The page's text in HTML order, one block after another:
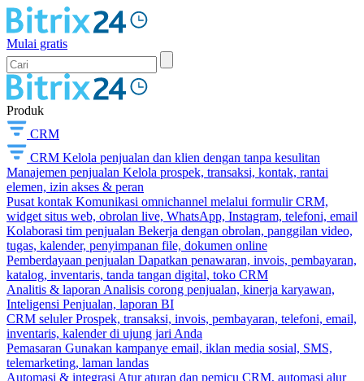
Mulai gratis
Produk
CRM
CRM Kelola penjualan dan klien dengan tanpa kesulitan
Manajemen penjualan Kelola prospek, transaksi, kontak, rantai
elemen, izin akses & peran
Pusat kontak Komunikasi omnichannel melalui formulir CRM,
widget situs web, obrolan live, WhatsApp, Instagram, telefoni, email
Kolaborasi tim penjualan Bekerja dengan obrolan, panggilan video,
tugas, kalender, penyimpanan file, dokumen online
Pemberdayaan penjualan Dapatkan penawaran, invois, pembayaran,
katalog, inventaris, tanda tangan digital, toko CRM
Analitis & laporan Analisis corong penjualan, kinerja karyawan,
Inteligensi Penjualan, laporan BI
CRM seluler Prospek, transaksi, invois, pembayaran, telefoni, email,
inventaris, kalender di ujung jari Anda
Pemasaran Gunakan kampanye email, iklan media sosial, SMS,
telemarketing, laman landas
Automasi & integrasi Atur aturan dan pemicu CRM, automasi alur